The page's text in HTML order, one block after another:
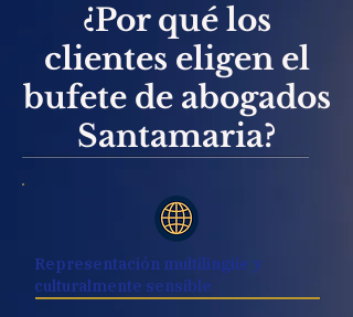
¿Por qué los
clientes eligen el
bufete de abogados
Santamaria?
Representación multilingüe y
culturalmente sensible